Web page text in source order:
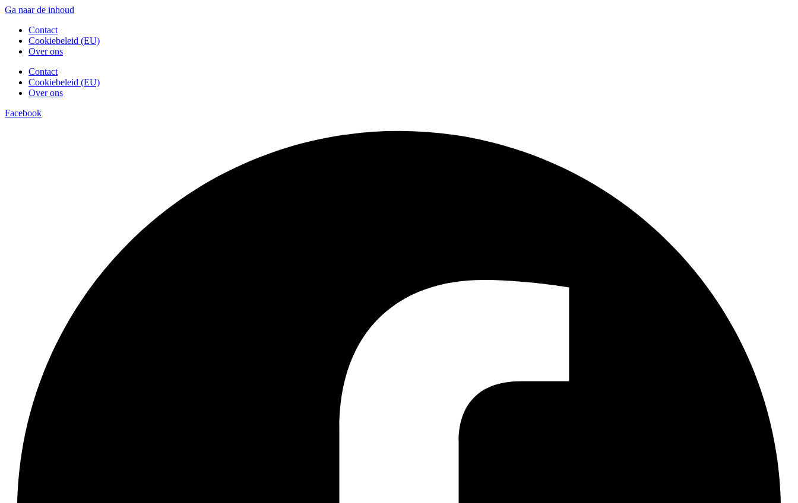
Ga naar de inhoud
Contact
Cookiebeleid (EU)
Over ons
Contact
Cookiebeleid (EU)
Over ons
Facebook